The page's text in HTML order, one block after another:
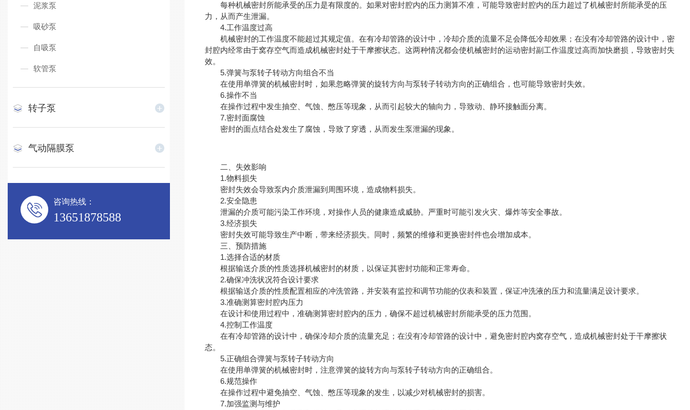
泥浆泵
吸砂泵
自吸泵
软管泵
转子泵
气动隔膜泵
咨询热线：
13651878588
每种机械密封所能承受的压力是有限度的。如果对密封腔内的压力测算不准，可能导致密封腔内的压力超过了机械密封所能承受的压
力，从而产生泄漏。
4.工作温度过高
机械密封的工作温度不能超过其规定值。在有冷却管路的设计中，冷却介质的流量不足会降低冷却效果；在没有冷却管路的设计中，密
封腔内经常由于窝存空气而造成机械密封处于干摩擦状态。这两种情况都会使机械密封的运动密封副工作温度过高而加快磨损，导致密封失
效。
5.弹簧与泵转子转动方向组合不当
在使用单弹簧的机械密封时，如果忽略弹簧的旋转方向与泵转子转动方向的正确组合，也可能导致密封失效。
6.操作不当
在操作过程中发生抽空、气蚀、憋压等现象，从而引起较大的轴向力，导致动、静环接触面分离。
7.密封面腐蚀
密封的面点结合处发生了腐蚀，导致了穿透，从而发生泵泄漏的现象。
二、失效影响
1.物料损失
密封失效会导致泵内介质泄漏到周围环境，造成物料损失。
2.安全隐患
泄漏的介质可能污染工作环境，对操作人员的健康造成威胁。严重时可能引发火灾、爆炸等安全事故。
3.经济损失
密封失效可能导致生产中断，带来经济损失。同时，频繁的维修和更换密封件也会增加成本。
三、预防措施
1.选择合适的材质
根据输送介质的性质选择机械密封的材质，以保证其密封功能和正常寿命。
2.确保冲洗状况符合设计要求
根据输送介质的性质配置相应的冲洗管路，并安装有监控和调节功能的仪表和装置，保证冲洗液的压力和流量满足设计要求。
3.准确测算密封腔内压力
在设计和使用过程中，准确测算密封腔内的压力，确保不超过机械密封所能承受的压力范围。
4.控制工作温度
在有冷却管路的设计中，确保冷却介质的流量充足；在没有冷却管路的设计中，避免密封腔内窝存空气，造成机械密封处于干摩擦状
态。
5.正确组合弹簧与泵转子转动方向
在使用单弹簧的机械密封时，注意弹簧的旋转方向与泵转子转动方向的正确组合。
6.规范操作
在操作过程中避免抽空、气蚀、憋压等现象的发生，以减少对机械密封的损害。
7.加强监测与维护